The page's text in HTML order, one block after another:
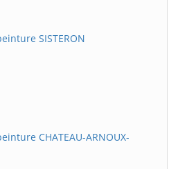
SISTERON
CHATEAU-ARNOUX-